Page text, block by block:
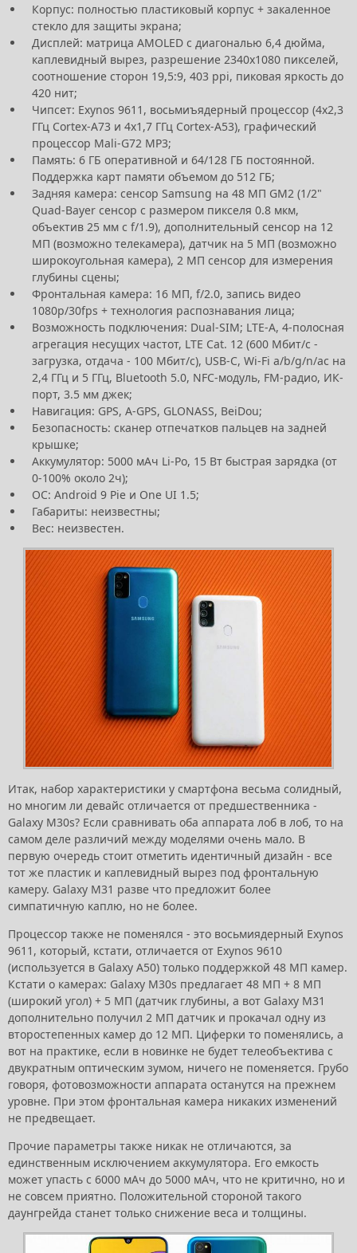
Корпус: полностью пластиковый корпус + закаленное
стекло для защиты экрана;
Дисплей: матрица AMOLED с диагональю 6,4 дюйма,
каплевидный вырез, разрешение 2340x1080 пикселей,
соотношение сторон 19,5:9, 403 ppi, пиковая яркость до
420 нит;
Чипсет: Exynos 9611, восьмиъядерный процессор (4x2,3
ГГц Cortex-A73 и 4x1,7 ГГц Cortex-A53), графический
процессор Mali-G72 MP3;
Память: 6 ГБ оперативной и 64/128 ГБ постоянной.
Поддержка карт памяти объемом до 512 ГБ;
Задняя камера: сенсор Samsung на 48 МП GM2 (1/2"
Quad-Bayer сенсор с размером пикселя 0.8 мкм,
объектив 25 мм с f/1.9), дополнительный сенсор на 12
МП (возможно телекамера), датчик на 5 МП (возможно
широкоугольная камера), 2 МП сенсор для измерения
глубины сцены;
Фронтальная камера: 16 МП, f/2.0, запись видео
1080p/30fps + технология распознавания лица;
Возможность подключения: Dual-SIM; LTE-A, 4-полосная
агрегация несущих частот, LTE Cat. 12 (600 Мбит/с -
загрузка, отдача - 100 Мбит/с), USB-C, Wi-Fi a/b/g/n/ac на
2,4 ГГц и 5 ГГц, Bluetooth 5.0, NFC-модуль, FM-радио, ИК-
порт, 3.5 мм джек;
Навигация: GPS, A-GPS, GLONASS, BeiDou;
Безопасность: сканер отпечатков пальцев на задней
крышке;
Аккумулятор: 5000 мАч Li-Po, 15 Вт быстрая зарядка (от
0-100% около 2ч);
ОС: Android 9 Pie и One UI 1.5;
Габариты: неизвестны;
Вес: неизвестен.
Итак, набор характеристики у смартфона весьма солидный,
но многим ли девайс отличается от предшественника -
Galaxy M30s? Если сравнивать оба аппарата лоб в лоб, то на
самом деле различий между моделями очень мало. В
первую очередь стоит отметить идентичный дизайн - все
тот же пластик и каплевидный вырез под фронтальную
камеру. Galaxy M31 разве что предложит более
симпатичную каплю, но не более.
Процессор также не поменялся - это восьмиядерный Exynos
9611, который, кстати, отличается от Exynos 9610
(используется в Galaxy A50) только поддержкой 48 МП камер.
Кстати о камерах: Galaxy M30s предлагает 48 МП + 8 МП
(широкий угол) + 5 МП (датчик глубины, а вот Galaxy M31
дополнительно получил 2 МП датчик и прокачал одну из
второстепенных камер до 12 МП. Циферки то поменялись, а
вот на практике, если в новинке не будет телеобъектива с
двукратным оптическим зумом, ничего не поменяется. Грубо
говоря, фотовозможности аппарата останутся на прежнем
уровне. При этом фронтальная камера никаких изменений
не предвещает.
Прочие параметры также никак не отличаются, за
единственным исключением аккумулятора. Его емкость
может упасть с 6000 мАч до 5000 мАч, что не критично, но и
не совсем приятно. Положительной стороной такого
даунгрейда станет только снижение веса и толщины.